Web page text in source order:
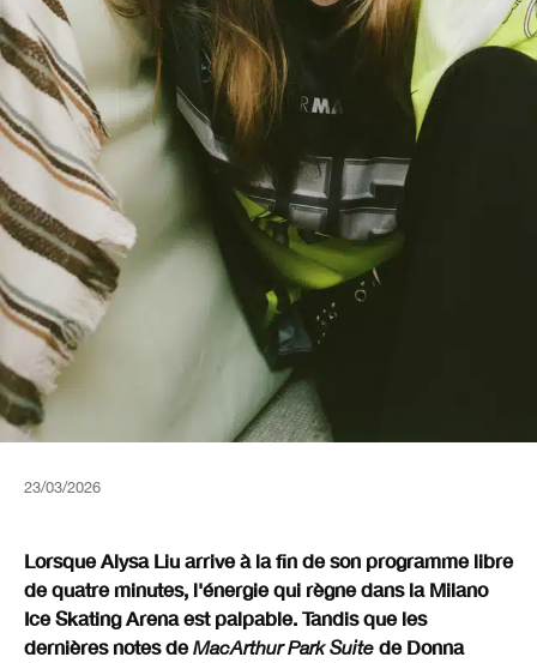
23/03/2026
Lorsque Alysa Liu arrive à la fin de son programme libre
de quatre minutes, l'énergie qui règne dans la Milano
Ice Skating Arena est palpable. Tandis que les
dernières notes deMacArthur Park Suite de Donna